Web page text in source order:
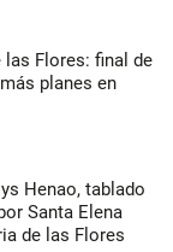
las Flores: final de
planes en
Henao, tablado
Santa Elena
de las Flores